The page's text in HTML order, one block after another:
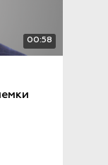
00:58